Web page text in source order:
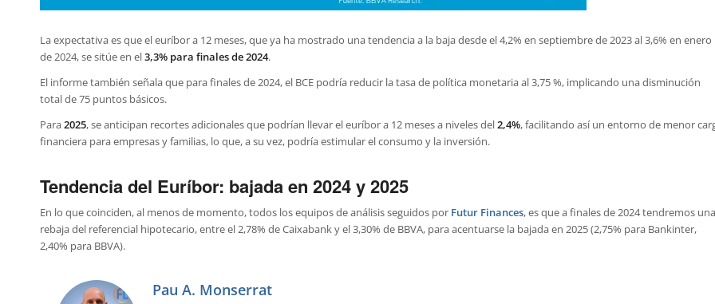
La expectativa es que el euríbor a 12 meses, que ya ha mostrado una tendencia a la baja desde el 4,2% en septiembre de 2023 al 3,6% en enero
de 2024, se sitúe en el3,3% para finales de 2024.
El informe también señala que para finales de 2024, el BCE podría reducir la tasa de política monetaria al 3,75 %, implicando una disminución
total de 75 puntos básicos.
Para2025, se anticipan recortes adicionales que podrían llevar el euríbor a 12 meses a niveles del2,4%, facilitando así un entorno de menor
financiera para empresas y familias, lo que, a su vez, podría estimular el consumo y la inversión.
Tendencia del Euríbor: bajada en 2024 y 2025
En lo que coinciden, al menos de momento, todos los equipos de análisis seguidos por Futur Finances, es que a finales de 2024 tendremos una
rebaja del referencial hipotecario, entre el 2,78% de Caixabank y el 3,30% de BBVA, para acentuarse la bajada en 2025 (2,75% para Bankinter,
2,40% para BBVA).
Pau A. Monserrat